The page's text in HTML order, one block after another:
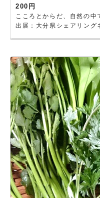
200円
こころとからだ、自然の中
出展：大分県シェアリング